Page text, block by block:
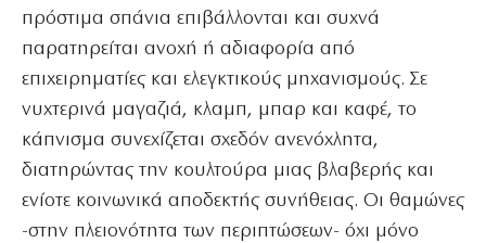
πρόστιμα σπάνια επιβάλλονται και συχνά
παρατηρείται ανοχή ή αδιαφορία από
επιχειρηματίες και ελεγκτικούς μηχανισμούς. Σε
νυχτερινά μαγαζιά, κλαμπ, μπαρ και καφέ, το
κάπνισμα συνεχίζεται σχεδόν ανενόχλητα,
διατηρώντας την κουλτούρα μιας βλαβερής και
ενίοτε κοινωνικά αποδεκτής συνήθειας. Οι θαμώνες
-στην πλειονότητα των περιπτώσεων- όχι μόνο